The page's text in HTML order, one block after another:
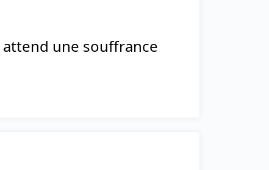
une souffrance